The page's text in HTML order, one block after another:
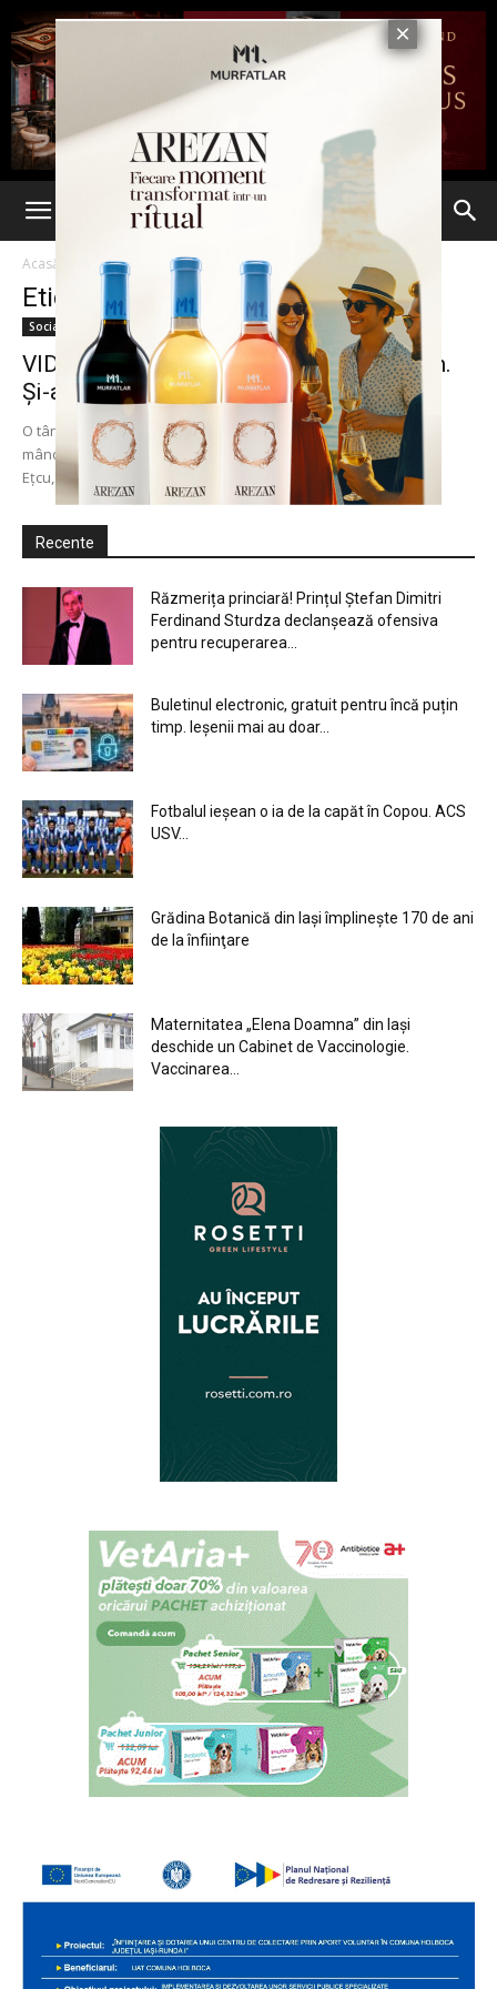
Acasă Etichete Identitate falsa
Etichetă: identitate falsa
Social
VIDEO. „Piți de Iași”, prinsă beată la volan.
Și-a dat o...
O tânără din Iași, cunoscută pentru viața de lux cu care se
mândrește, a fost reținută pentru 24 de ore de polițiști. Adelina
Ețcu,...
Recente
Răzmerița princiară! Prințul Ștefan Dimitri
Ferdinand Sturdza declanșează ofensiva
pentru recuperarea...
Buletinul electronic, gratuit pentru încă puțin
timp. Ieșenii mai au doar...
Fotbalul ieșean o ia de la capăt în Copou. ACS
USV...
Grădina Botanică din Iaşi împlineşte 170 de ani
de la înfiinţare
Maternitatea „Elena Doamna” din Iași
deschide un Cabinet de Vaccinologie.
Vaccinarea...